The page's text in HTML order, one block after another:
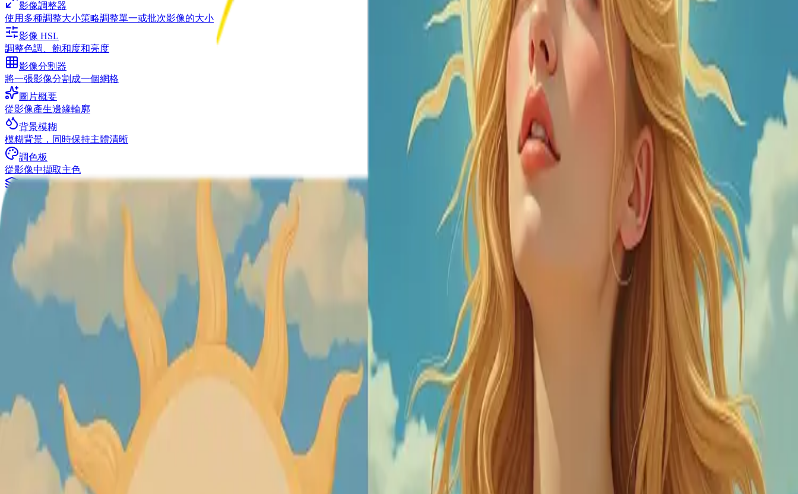
影像調整器
使用多種調整大小策略調整單一或批次影像的大小
影像 HSL
調整色調、飽和度和亮度
影像分割器
將一張影像分割成一個網格
圖片概要
從影像產生邊緣輪廓
背景模糊
模糊背景，同時保持主體清晰
調色板
從影像中擷取主色
影像合併器
並排或堆疊合併多個影像
檢視全部
AI 影像轉影像產生器
輕鬆將您最喜愛的照片變成獨一無二、充滿創意的藝術作品。無論您是想複製一張啟發靈感的圖片，或是嘗試不同的藝術風格，我們的 Image to Image 產生器都能讓您重新想像任何照片。調
整風格、顏色或構圖，讓我們的 AI 瞬間改變您的影像。